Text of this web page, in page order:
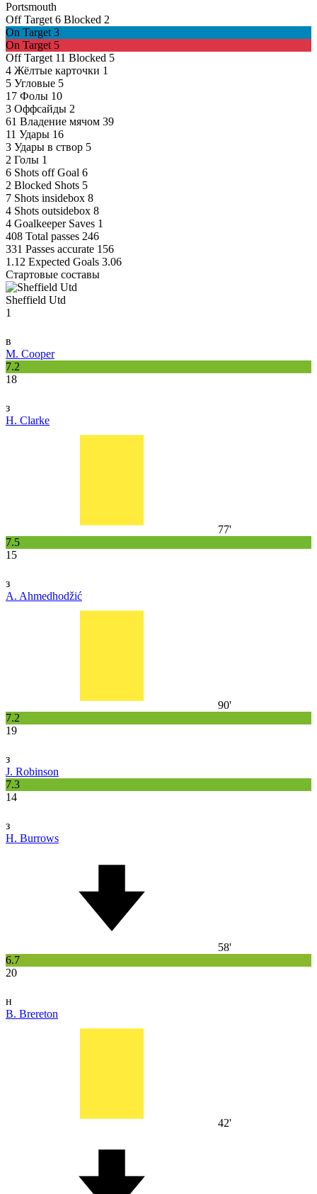
Portsmouth
Off Target 6 Blocked 2
On Target 3
On Target 5
Off Target 11 Blocked 5
4 Жёлтые карточки 1
5 Угловые 5
17 Фолы 10
3 Оффсайды 2
61 Владение мячом 39
11 Удары 16
3 Удары в створ 5
2 Голы 1
6 Shots off Goal 6
2 Blocked Shots 5
7 Shots insidebox 8
4 Shots outsidebox 8
4 Goalkeeper Saves 1
408 Total passes 246
331 Passes accurate 156
1.12 Expected Goals 3.06
Стартовые составы
Sheffield Utd
1
в
M. Cooper
7.2
18
з
H. Clarke
77'
7.5
15
з
A. Ahmedhodžić
90'
7.2
19
з
J. Robinson
7.3
14
з
H. Burrows
58'
6.7
20
н
B. Brereton
42'